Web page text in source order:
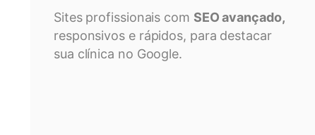
Sites profissionais com SEO avançado,
responsivos e rápidos, para destacar
sua clínica no Google.